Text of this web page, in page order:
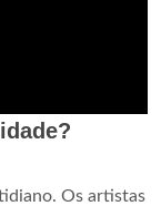
Os artistas